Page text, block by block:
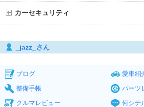
カーセキュリティ
_jazz_さん
ブログ
愛車紹
整備手帳
パーツ
クルマレビュー
何シテ